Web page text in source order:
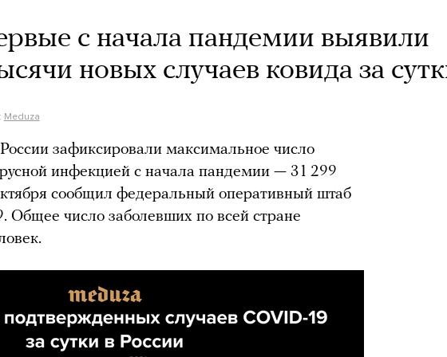
с начала пандемии выявили
новых случаев ковида за
Meduza
зафиксировали максимальное число
инфекцией с начала пандемии — 31 299
сообщил федеральный оперативный штаб
Общее число заболевших по всей стране